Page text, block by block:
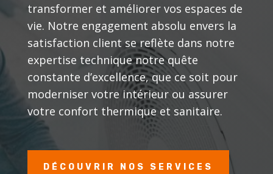
transformer et améliorer vos espaces de
vie. Notre engagement absolu envers la
satisfaction client se reflète dans notre
expertise technique notre quête
constante d’excellence, que ce soit pour
moderniser votre intérieur ou assurer
votre confort thermique et sanitaire.
DÉCOUVRIR NOS SERVICES